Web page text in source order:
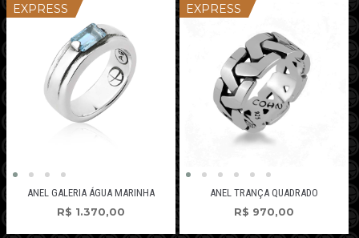
EXPRESS
ANEL GALERIA ÁGUA MARINHA
R$ 1.370,00
EXPRESS
ANEL TRANÇA QUADRADO
R$ 970,00